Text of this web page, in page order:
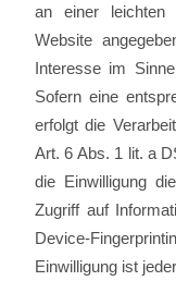
an einer
Website
Interesse im
Sofern eine
erfolgt die
Art. 6 Abs. 1 lit. a
die Einwilligung
Zugriff auf
Device-
Einwilligung ist